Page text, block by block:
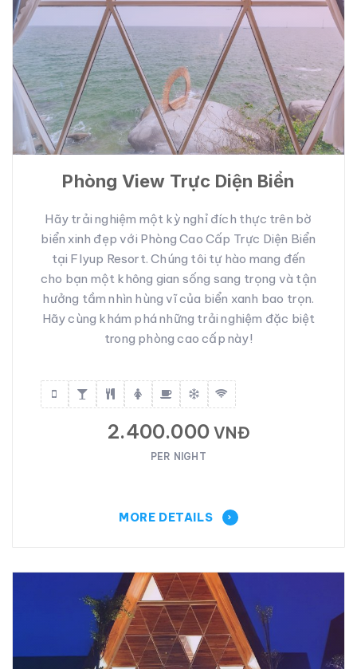
Phòng View Trực Diện Biển
Hãy trải nghiệm một kỳ nghỉ đích thực trên bờ
biển xinh đẹp với Phòng Cao Cấp Trực Diện Biển
tại Flyup Resort. Chúng tôi tự hào mang đến
cho bạn một không gian sống sang trọng và tận
hưởng tầm nhìn hùng vĩ của biển xanh bao trọn.
Hãy cùng khám phá những trải nghiệm đặc biệt
trong phòng cao cấp này!
2.400.000 VNĐ
PER NIGHT
MORE DETAILS